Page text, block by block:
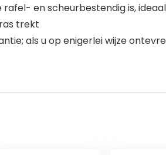
en scheurbestendig is,
trekt
als u op enigerlei wijze